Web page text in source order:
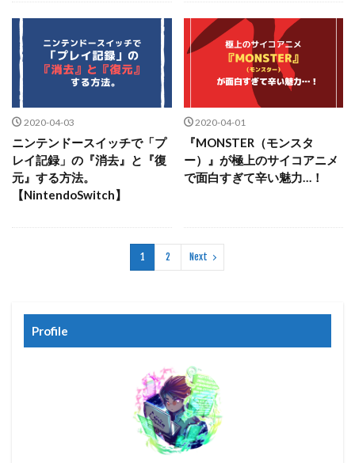
2020-04-03
ニンテンドースイッチで「プ
レイ記録」の『消去』と『復
元』する方法。
【NintendoSwitch】
2020-04-01
『MONSTER（モンスタ
ー）』が極上のサイコアニメ
で面白すぎて辛い魅力…！
1 2 Next
Profile